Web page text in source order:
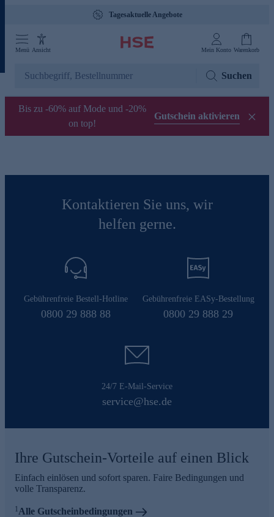
Tagesaktuelle Angebote
Menü Ansicht Mein Konto Warenkorb
Suchen
Bis zu -60% auf Mode und -20%
on top!
Gutschein aktivieren
Kontaktieren Sie uns, wir
helfen gerne.
Gebührenfreie Bestell-Hotline
0800 29 888 88
Gebührenfreie EASy-Bestellung
0800 29 888 29
24/7 E-Mail-Service
service@hse.de
Ihre Gutschein-Vorteile auf einen Blick
Einfach einlösen und sofort sparen. Faire Bedingungen und
volle Transparenz.
1Alle Gutscheinbedingungen